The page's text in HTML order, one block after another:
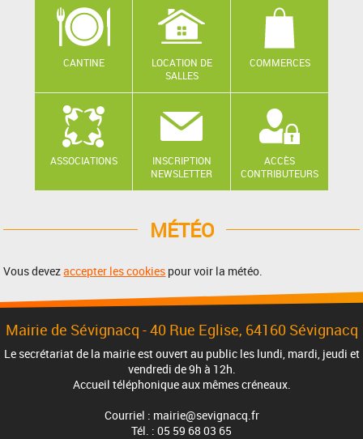
CANTINE
LOCATION DE
SALLES
COMMERCES
ASSOCIATIONS
INSCRIPTION
NEWSLETTER
ACCÈS
CONTRIBUTEURS
MÉTÉO
Vous devezaccepter les cookies pour voir la météo.
Mairie de Sévignacq -40 Rue Eglise, 64160 Sévignacq
Le secrétariat de la mairie est ouvert au public les lundi, mardi, jeudi et
vendredi de 9h à 12h.
Accueil téléphonique aux mêmes créneaux.
Courriel : mairie@sevignacq.fr
Tél. : 05 59 68 03 65